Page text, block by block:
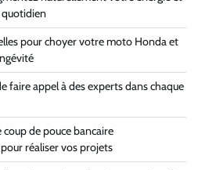
pour choyer votre moto Honda et
faire appel à des experts dans chaque
coup de pouce bancaire
réaliser vos projets